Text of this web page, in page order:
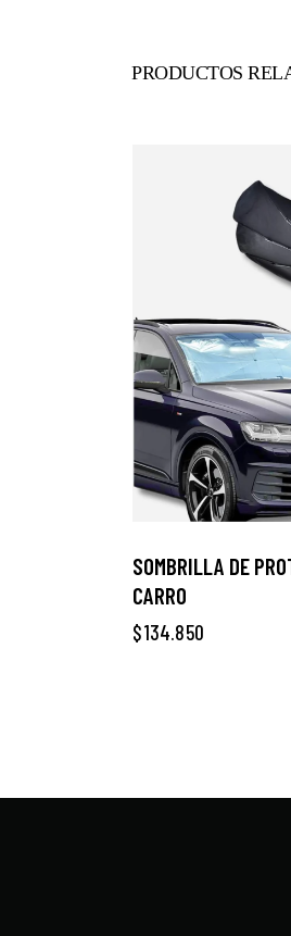
PRODUCTOS
SOMBRILLA DE
CARRO
$134.850